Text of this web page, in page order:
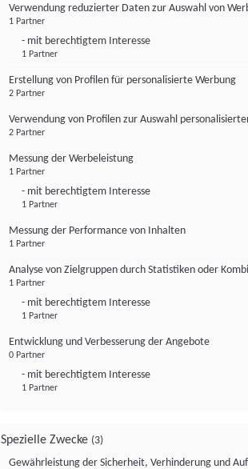
Verwendung reduzierter Daten zur Auswahl von
1 Partner
- mit berechtigtem Interesse
1 Partner
Erstellung von Profilen für personalisierte Werbung
2 Partner
Verwendung von Profilen zur Auswahl
2 Partner
Messung der Werbeleistung
1 Partner
- mit berechtigtem Interesse
1 Partner
Messung der Performance von Inhalten
1 Partner
Analyse von Zielgruppen durch Statistiken oder
1 Partner
- mit berechtigtem Interesse
1 Partner
Entwicklung und Verbesserung der Angebote
0 Partner
- mit berechtigtem Interesse
1 Partner
Spezielle Zwecke (3)
Gewährleistung der Sicherheit, Verhinderung und